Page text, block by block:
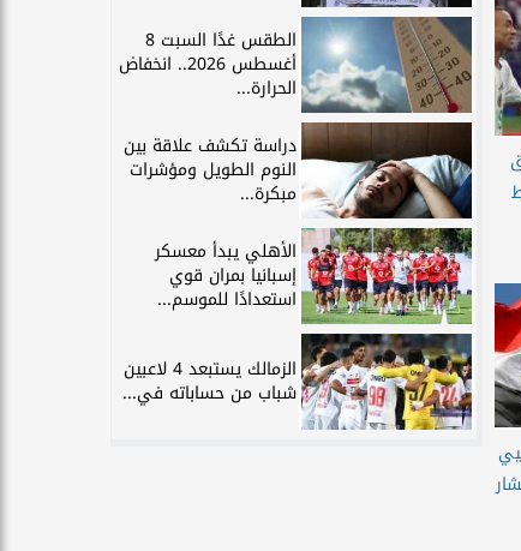
الطقس غدًا السبت 8
أغسطس 2026.. انخفاض
الحرارة...
دراسة تكشف علاقة بين
النوم الطويل ومؤشرات
مبكرة...
الأهلي يبدأ معسكر
إسبانيا بمران قوي
استعدادًا للموسم...
الزمالك يستبعد 4 لاعبين
شباب من حساباته في...